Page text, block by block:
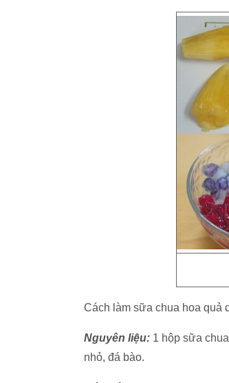
Cách làm sữa chua hoa quả
Nguyên liệu: 1 hộp sữa
nhỏ, đá bào.